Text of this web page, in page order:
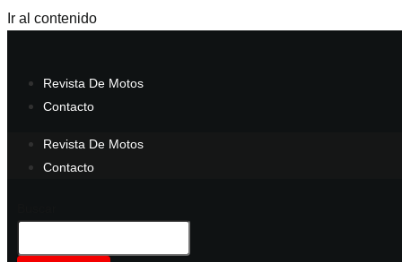
Ir al contenido
Revista De Motos
Contacto
Revista De Motos
Contacto